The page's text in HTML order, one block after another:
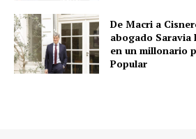
De Macri a
abogado Saravia
en un millonario
Popular